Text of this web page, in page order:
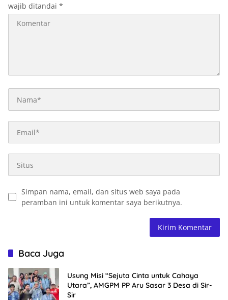
wajib ditandai *
Simpan nama, email, dan situs web saya pada
peramban ini untuk komentar saya berikutnya.
Baca Juga
Usung Misi “Sejuta Cinta untuk Cahaya
Utara”, AMGPM PP Aru Sasar 3 Desa di Sir-
Sir